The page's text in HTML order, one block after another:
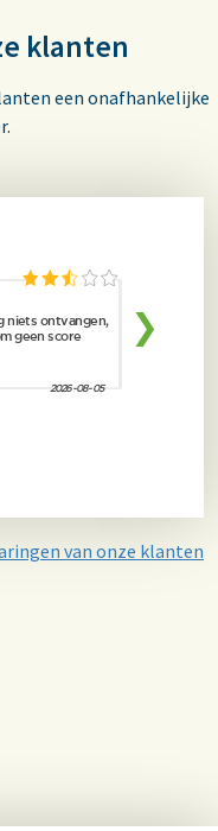
klanten
een onafhankelijke
van onze klanten